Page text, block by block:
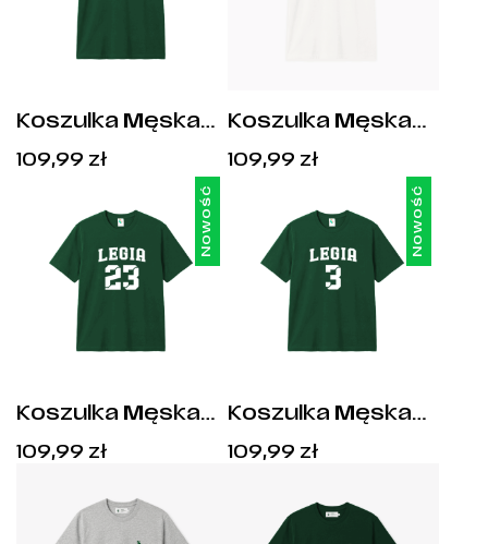
Koszulka Męska
Odrodzenie Potęgi
109,99 złCena:
zł.
Koszulka Męska
Kosz
109,99 złCena:
zł.
Nowość
Koszulka Męska
Michał Kolenda
109,99 złCena:
Nowość
Koszulka Męska
Andrzej Pluta
109,99 złCena: